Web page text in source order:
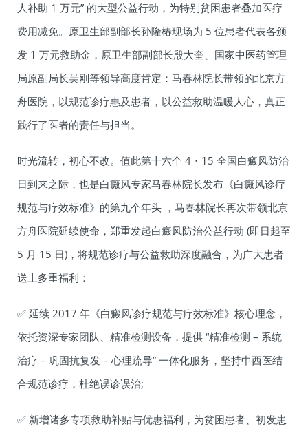
人补助 1 万元” 的大型公益行动，为特别贫困患者叠加医疗
费用减免。原卫生部副部长孙隆椿现场为 5 位患者代表各颁
发 1 万元救助金，原卫生部副部长殷大奎、国家中医药管理
局原副局长吴刚等领导高度肯定：马春林院长带领的北京方
舟医院，以规范诊疗惠及患者，以公益救助温暖人心，真正
践行了医者的责任与担当。
时光流转，初心不改。值此第十六个 4・15 全国白癜风防治
日到来之际，也是白癜风专家马春林院长发布《白癜风诊疗
规范与疗效标准》的第九个年头 ，马春林院长再次带领北京
方舟医院延续使命，郑重发起白癜风防治公益行动 (即日起至
5 月 15 日)，将规范诊疗与公益救助深度融合，为广大患者
送上多重福利：
✅ 延续 2017 年《白癜风诊疗规范与疗效标准》核心理念，
依托资深专家团队、精准检测设备，提供 “精准检测 – 系统
治疗 – 巩固抗复发 – 心理疏导” 一体化服务，坚持中西医结
合规范诊疗，杜绝误诊误治;
✅ 新增诸多专项救助补贴与优惠福利，为贫困患者、初发患